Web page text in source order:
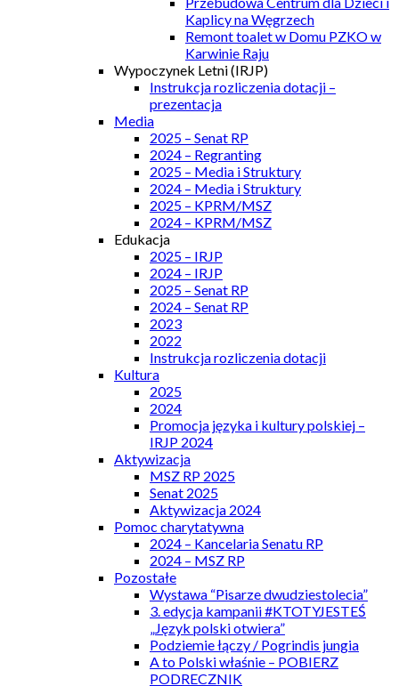
Kaplicy na Węgrzech
Remont toalet w Domu PZKO w
Karwinie Raju
Wypoczynek Letni (IRJP)
Instrukcja rozliczenia dotacji –
prezentacja
Media
2025 – Senat RP
2024 – Regranting
2025 – Media i Struktury
2024 – Media i Struktury
2025 – KPRM/MSZ
2024 – KPRM/MSZ
Edukacja
2025 – IRJP
2024 – IRJP
2025 – Senat RP
2024 – Senat RP
2023
2022
Instrukcja rozliczenia dotacji
Kultura
2025
2024
Promocja języka i kultury polskiej –
IRJP 2024
Aktywizacja
MSZ RP 2025
Senat 2025
Aktywizacja 2024
Pomoc charytatywna
2024 – Kancelaria Senatu RP
2024 – MSZ RP
Pozostałe
Wystawa “Pisarze dwudziestolecia”
3. edycja kampanii #KTOTYJESTEŚ
„Język polski otwiera”
Podziemie łączy / Pogrindis jungia
A to Polski właśnie – POBIERZ
PODRECZNIK